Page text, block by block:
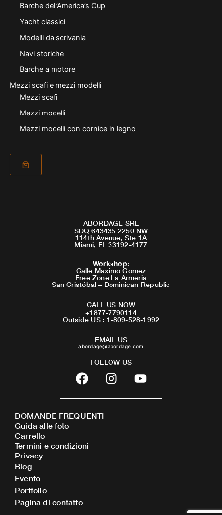
Barche dell’America’s Cup
Yacht classici
Modelli da scrivania
Navi storiche
Barche a motore
Mezzi scafi e mezzi modelli
Mezzi scafi
Mezzi modelli
Mezzi modelli con cornice in legno
ABORDAGE SRL
SDQ 643435 2250 NW
114th Avenue, Ste 1A
Miami, FL 33192-4177
Workshop:
Calle Maximo Gomez
Free Zone La Armeria
San Cristóbal – Dominican Republic
CALL US NOW
+1877-7790114
Outside US : 1-809-528-1992
EMAIL US
abordage@abordage.com
FOLLOW US
F
a
c
b
o
I
n
s
Y
o
u
DOMANDE FREQUENTI
Guida alle foto
Carrello
Termini e condizioni
Privacy
Blog
Evento
Portfolio
Pagina di contatto